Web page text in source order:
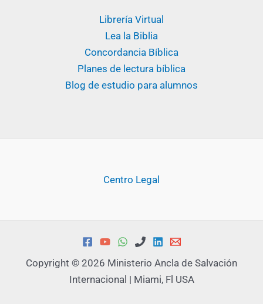
Librería Virtual
Lea la Biblia
Concordancia Bíblica
Planes de lectura bíblica
Blog de estudio para alumnos
Centro Legal
Copyright © 2026 Ministerio Ancla de Salvación
Internacional | Miami, Fl USA